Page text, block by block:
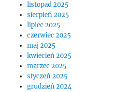
listopad 2025
sierpień 2025
lipiec 2025
czerwiec 2025
maj 2025
kwiecień 2025
marzec 2025
styczeń 2025
grudzień 2024